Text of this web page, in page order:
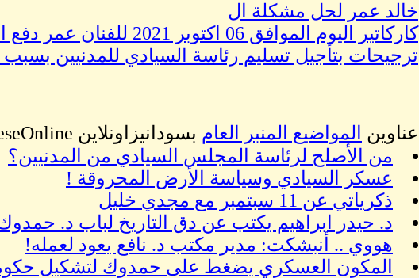
خالد عمر لحل مشكلة ال
كاركاتير اليوم الموافق 06 اكتوبر 2021 للفنان عمر دفع الله
ترجيحات بتأجيل تسليم رئاسة السيادي للمدنيين بسبب
عناوين المواضيع المنبر العام بسودانيزاونلاين SudaneseOnline اليوم الموافق 10/06/2021
من الأصلح لرئاسة المجلس السيادي من المدنيين؟
عسكر السيادي وسياسة الأرض المحروقة !
ذكرياتي عن 11 سبتمبر مع مجدي خليل
د. حيدر ابراهيم يكتب عن دق التاريخ لباب د. حمدوك
هووي .. أنبشكت: مدير مكتب د. نافع يعود لعمله!
المكون العسكري يضغط على حمدوك لتشكيل